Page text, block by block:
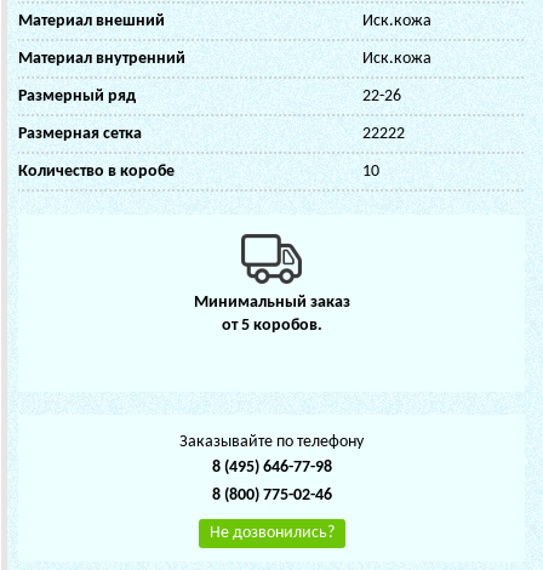
Материал внешний Иск.кожа
Материал внутренний Иск.кожа
Размерный ряд 22-26
Размерная сетка 22222
Количество в коробе 10
Минимальный заказ
от 5 коробов.
Заказывайте по телефону
8 (495) 646-77-98
8 (800) 775-02-46
Не дозвонились?